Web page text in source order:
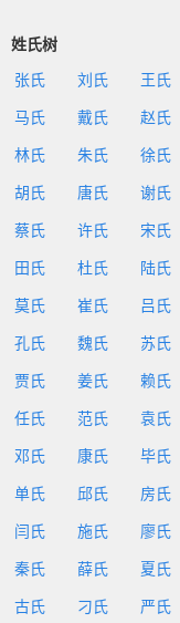
姓氏树
张氏 刘氏 王氏
马氏 戴氏 赵氏
林氏 朱氏 徐氏
胡氏 唐氏 谢氏
蔡氏 许氏 宋氏
田氏 杜氏 陆氏
莫氏 崔氏 吕氏
孔氏 魏氏 苏氏
贾氏 姜氏 赖氏
任氏 范氏 袁氏
邓氏 康氏 毕氏
单氏 邱氏 房氏
闫氏 施氏 廖氏
秦氏 薛氏 夏氏
古氏 刁氏 严氏